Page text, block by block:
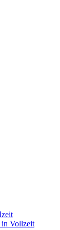
in Vollzeit